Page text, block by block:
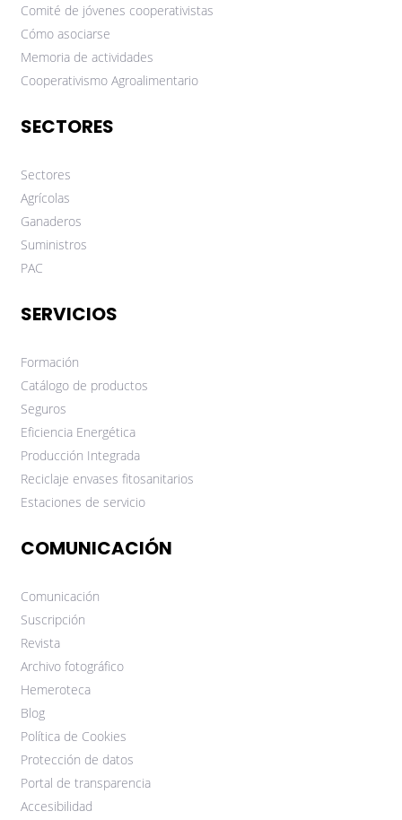
Comité de jóvenes cooperativistas
Cómo asociarse
Memoria de actividades
Cooperativismo Agroalimentario
SECTORES
Sectores
Agrícolas
Ganaderos
Suministros
PAC
SERVICIOS
Formación
Catálogo de productos
Seguros
Eficiencia Energética
Producción Integrada
Reciclaje envases fitosanitarios
Estaciones de servicio
COMUNICACIÓN
Comunicación
Suscripción
Revista
Archivo fotográfico
Hemeroteca
Blog
Política de Cookies
Protección de datos
Portal de transparencia
Accesibilidad